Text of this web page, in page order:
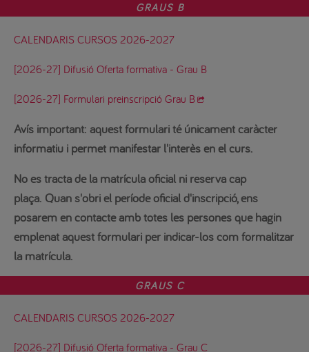
GRAUS B
CALENDARIS CURSOS 2026-2027
[2026-27] Difusió Oferta formativa - Grau B
[2026-27] Formulari preinscripció Grau B
Avís important: aquest formulari té únicament caràcter
informatiu i permet manifestar l'interès en el curs.
No es tracta de la matrícula oficial ni reserva cap
plaça. Quan s'obri el període oficial d'inscripció, ens
posarem en contacte amb totes les persones que hagin
emplenat aquest formulari per indicar-los com formalitzar
la matrícula.
GRAUS C
CALENDARIS CURSOS 2026-2027
[2026-27] Difusió Oferta formativa - Grau C